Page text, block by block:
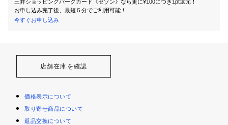
三井ショッピングパークカード《セゾン》なら更に¥100につき1pt還元！
お申し込み完了後、最短５分でご利用可能！
今すぐお申し込み
店舗在庫を確認
価格表示について
取り寄せ商品について
返品交換について